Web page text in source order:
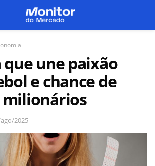
une paixão
e chance de
2025